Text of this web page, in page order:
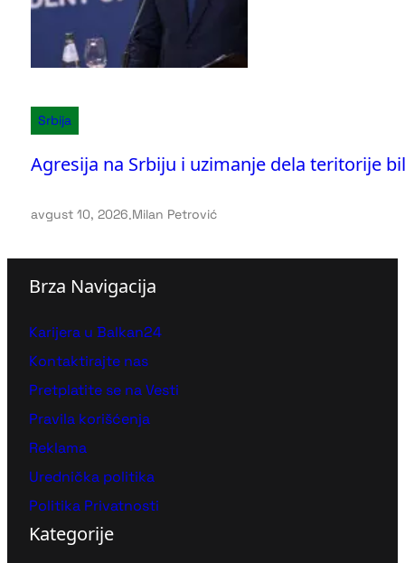
Srbija
Agresija na Srbiju i uzimanje dela teritorije
avgust 10, 2026.Milan Petrović
Brza Navigacija
Karijera u Balkan24
Kontaktirajte nas
Pretplatite se na Vesti
Pravila korišćenja
Reklama
Urednička politika
Politika Privatnosti
Kategorije